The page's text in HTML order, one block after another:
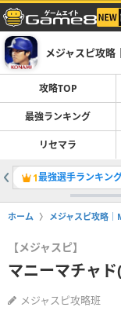
メジャスピ攻略
攻略TOP
最強ランキング
リセマラ
1最強選手ランキン
ホーム メジャスピ攻略｜
【メジャスピ】
マニーマチャ
メジャスピ攻略班